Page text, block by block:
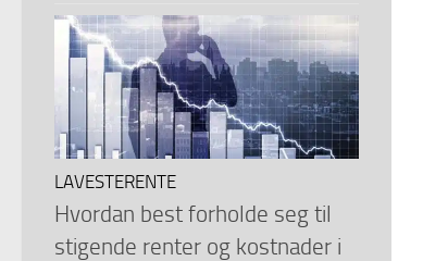
LAVESTERENTE
Hvordan best forholde seg til
stigende renter og kostnader i